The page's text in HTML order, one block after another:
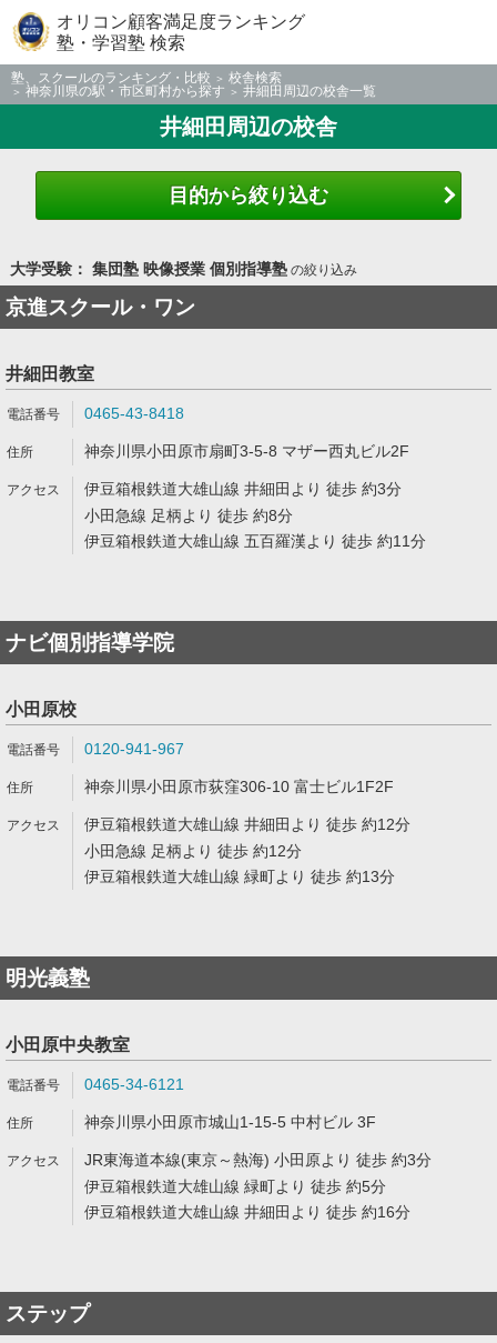
オリコン顧客満足度ランキング
塾・学習塾 検索
塾、スクールのランキング・比較
校舎検索
神奈川県の駅・市区町村から探す
井細田周辺の校舎一覧
井細田周辺の校舎
目的から絞り込む
大学受験： 集団塾 映像授業 個別指導塾の絞り込み
京進スクール・ワン
井細田教室
0465-43-8418
神奈川県小田原市扇町3-5-8 マザー西丸ビル2F
伊豆箱根鉄道大雄山線 井細田より 徒歩 約3分
小田急線 足柄より 徒歩 約8分
伊豆箱根鉄道大雄山線 五百羅漢より 徒歩 約11分
ナビ個別指導学院
小田原校
0120-941-967
神奈川県小田原市荻窪306-10 富士ビル1F2F
伊豆箱根鉄道大雄山線 井細田より 徒歩 約12分
小田急線 足柄より 徒歩 約12分
伊豆箱根鉄道大雄山線 緑町より 徒歩 約13分
明光義塾
小田原中央教室
0465-34-6121
神奈川県小田原市城山1-15-5 中村ビル 3F
JR東海道本線(東京～熱海) 小田原より 徒歩 約3分
伊豆箱根鉄道大雄山線 緑町より 徒歩 約5分
伊豆箱根鉄道大雄山線 井細田より 徒歩 約16分
ステップ